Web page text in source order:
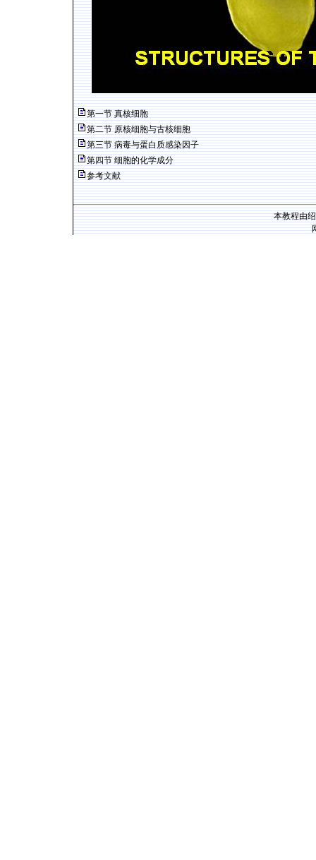
第一节 真核细胞
第二节 原核细胞与古核细胞
第三节 病毒与蛋白质感染因子
第四节 细胞的化学成分
参考文献
本教程由